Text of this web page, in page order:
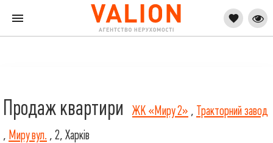
Продаж квартири ЖК «Миру 2» , Тракторний завод
, Миру вул. , 2, Харків